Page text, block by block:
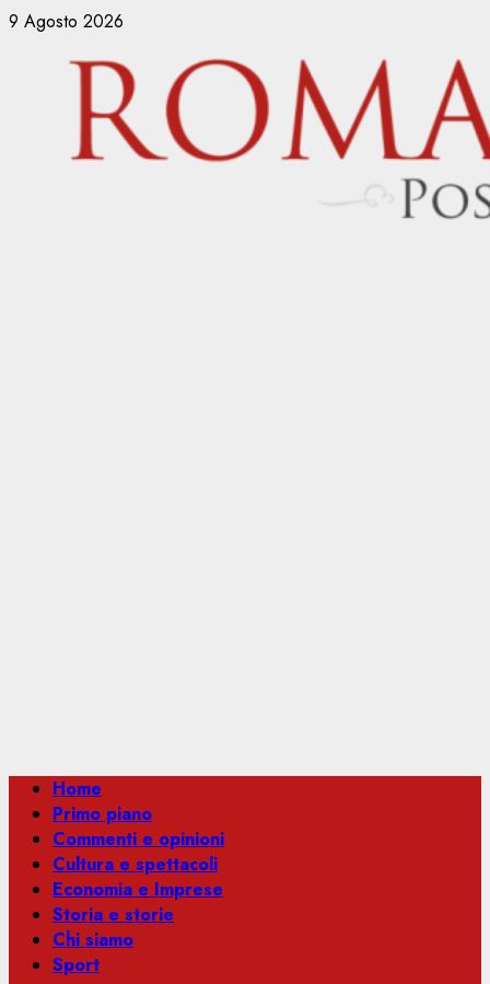
Vai
contenuto
9 Agosto 2026
Menu
principale
Home
Primo piano
Commenti e opinioni
Cultura e spettacoli
Economia e Imprese
Storia e storie
Chi siamo
Sport